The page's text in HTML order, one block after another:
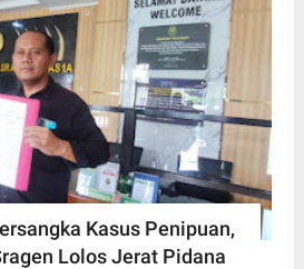
Kasus Penipuan,
Lolos Jerat Pidana